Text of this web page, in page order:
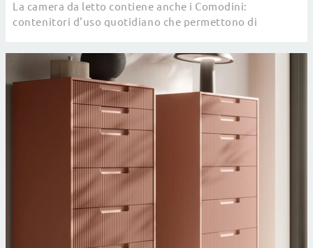
La camera da letto contiene anche i Comodini:
contenitori d'uso quotidiano che permettono di